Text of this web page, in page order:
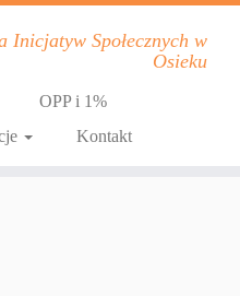
Inicjatyw Społecznych w
Osieku
OPP i 1%
Kontakt